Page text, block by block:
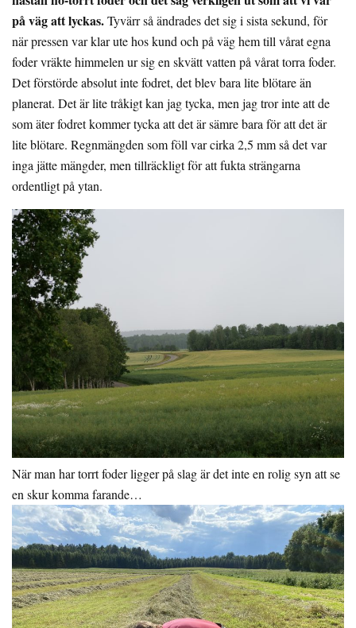
på väg att lyckas.Tyvärr så ändrades det sig i sista sekund, för
när pressen var klar ute hos kund och på väg hem till vårat egna
foder vräkte himmelen ur sig en skvätt vatten på vårat torra foder.
Det förstörde absolut inte fodret, det blev bara lite blötare än
planerat. Det är lite tråkigt kan jag tycka, men jag tror inte att de
som äter fodret kommer tycka att det är sämre bara för att det är
lite blötare. Regnmängden som föll var cirka 2,5 mm så det var
inga jätte mängder, men tillräckligt för att fukta strängarna
ordentligt på ytan.
När man har torrt foder ligger på slag är det inte en rolig syn att se
en skur komma farande…